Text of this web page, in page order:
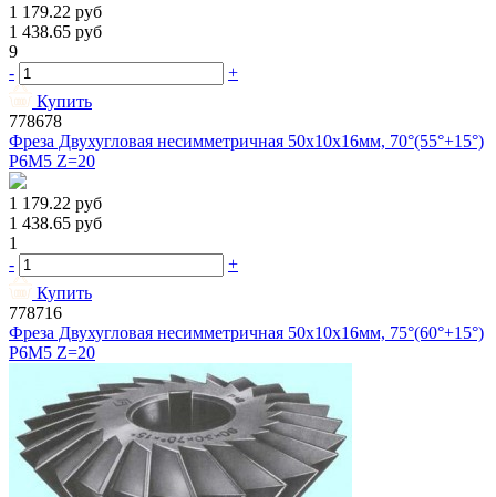
1 179.22 руб
1 438.65 руб
9
-
+
Купить
778678
Фреза Двухугловая несимметричная 50х10х16мм, 70°(55°+15°)
Р6М5 Z=20
1 179.22 руб
1 438.65 руб
1
-
+
Купить
778716
Фреза Двухугловая несимметричная 50х10х16мм, 75°(60°+15°)
Р6М5 Z=20